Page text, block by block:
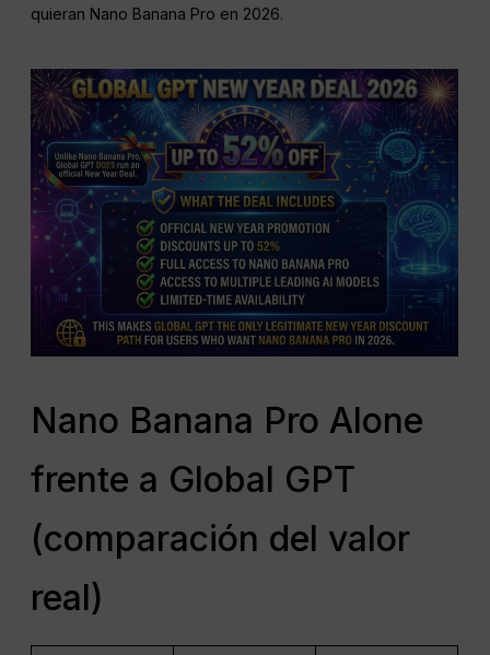
quieran Nano Banana Pro en 2026.
Nano Banana Pro Alone
frente a Global GPT
(comparación del valor
real)